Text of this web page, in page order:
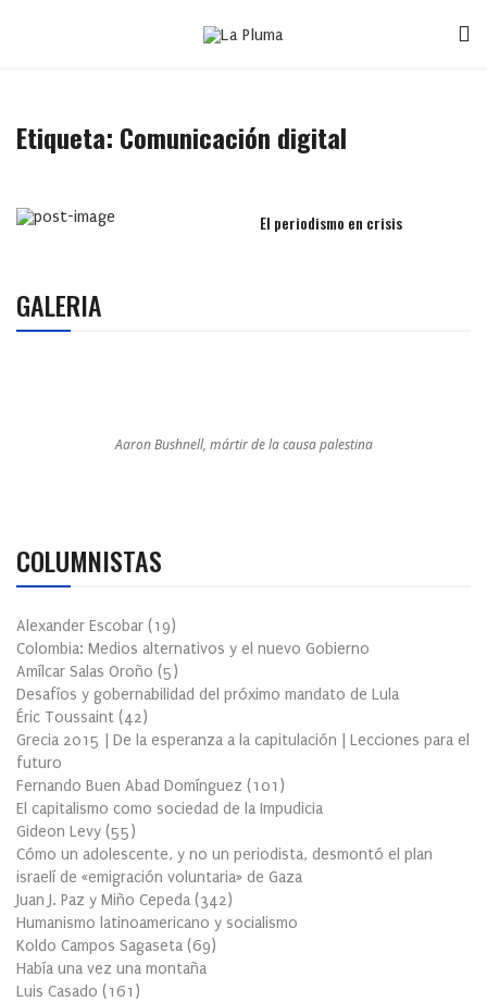
Etiqueta: Comunicación digital
El periodismo en crisis
GALERIA
Aaron Bushnell, mártir de la causa palestina
COLUMNISTAS
Alexander Escobar (19)
Colombia: Medios alternativos y el nuevo Gobierno
Amílcar Salas Oroño (5)
Desafíos y gobernabilidad del próximo mandato de Lula
Éric Toussaint (42)
Grecia 2015 | De la esperanza a la capitulación | Lecciones para el
futuro
Fernando Buen Abad Domínguez (101 )
El capitalismo como sociedad de la Impudicia
Gideon Levy (55)
Cómo un adolescente, y no un periodista, desmontó el plan
israelí de «emigración voluntaria» de Gaza
Juan J. Paz y Miño Cepeda (342)
Humanismo latinoamericano y socialismo
Koldo Campos Sagaseta (69)
Había una vez una montaña
Luis Casado (161 )